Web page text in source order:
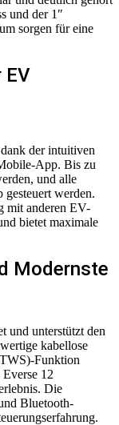
und der 1″
sorgen für eine
EV
der intuitiven
App. Bis zu
und alle
werden.
mit anderen EV-
bietet maximale
Modernste
und unterstützt den
kabellose
Funktion
12
Die
Bluetooth-